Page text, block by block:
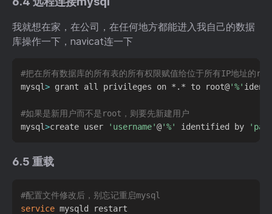
我就想在家，在公司，在任何地方都能进入我自己的数据
库操作一下，navicat连一下
#把在所有数据库的所有表的所有权限赋值给位于所有IP地址的
mysql> grant all privileges on *.* to root@'%'
#如果是新用户而不是root，则要先新建用户
mysql>create user 'username'@'%' identified by
6.5 重载
#配置文件修改后，别忘记重启mysql
service